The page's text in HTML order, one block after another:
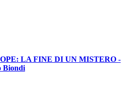
LA FINE DI UN MISTERO -
Biondi